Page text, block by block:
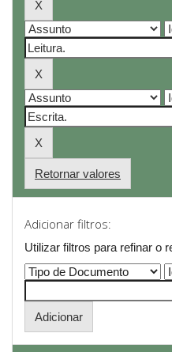
Retornar valores
Adicionar filtros:
Utilizar filtros para refinar o